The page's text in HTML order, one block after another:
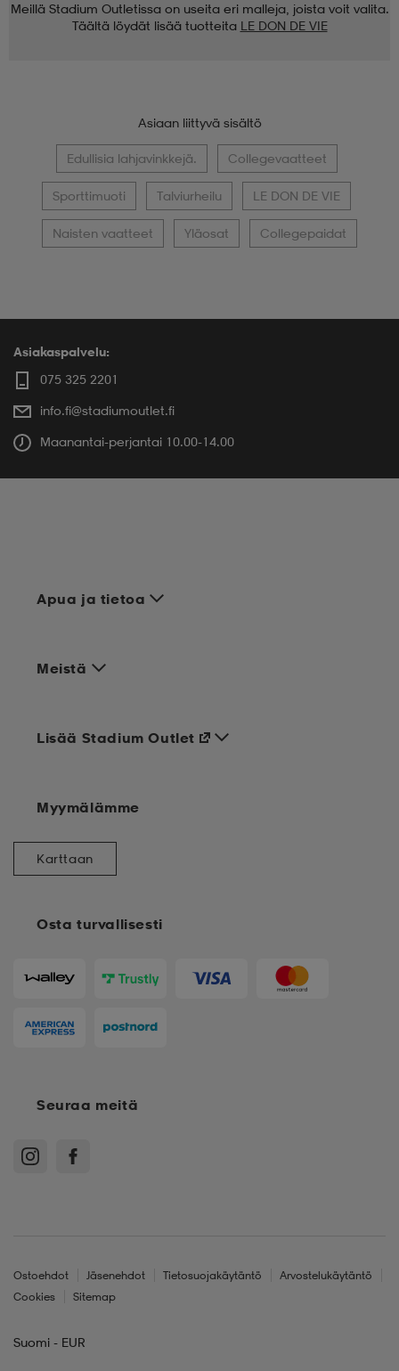
Meillä Stadium Outletissa on useita eri malleja, joista voit valita.
Täältä löydät lisää tuotteita LE DON DE VIE
Asiaan liittyvä sisältö
Edullisia lahjavinkkejä. Collegevaatteet
Sporttimuoti Talviurheilu LE DON DE VIE
Naisten vaatteet Yläosat Collegepaidat
Asiakaspalvelu:
075 325 2201
info.fi@stadiumoutlet.fi
Maanantai-perjantai 10.00-14.00
Apua ja tietoa
Meistä
Osta turvallisesti
Lisää Stadium Outlet
Myymälämme
Karttaan
Seuraa meitä
Ostoehdot Jäsenehdot Tietosuojakäytäntö
Arvostelukäytäntö
Cookies
Sitemap
Suomi - EUR